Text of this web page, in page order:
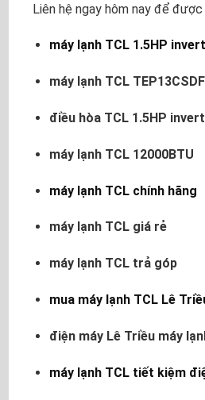
Liên hệ ngay hôm nay để
máy lạnh TCL 1.5HP
máy lạnh TCL
điều hòa TCL 1.5HP
máy lạnh TCL 12000BTU
máy lạnh TCL chính hãng
máy lạnh TCL giá rẻ
máy lạnh TCL trả góp
mua máy lạnh TCL Lê
điện máy Lê Triều máy
máy lạnh TCL tiết kiệm